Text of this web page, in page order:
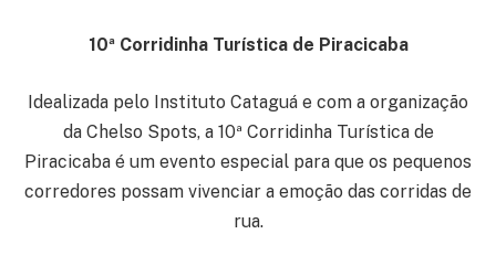
10ª Corridinha Turística de Piracicaba
Idealizada pelo Instituto Cataguá e com a organização
da Chelso Spots, a 10ª Corridinha Turística de
Piracicaba é um evento especial para que os pequenos
corredores possam vivenciar a emoção das corridas de
rua.